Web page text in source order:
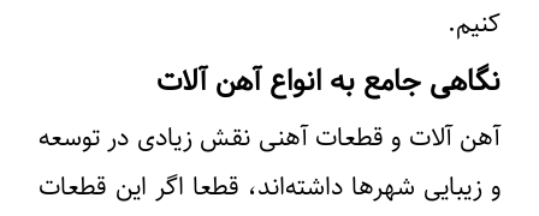
کنیم.
نگاهی جامع به انواع آهن آلات
آهن آلات و قطعات آهنی نقش زیادی در توسعه
و زیبایی شهرها داشته‌اند، قطعا اگر این قطعات